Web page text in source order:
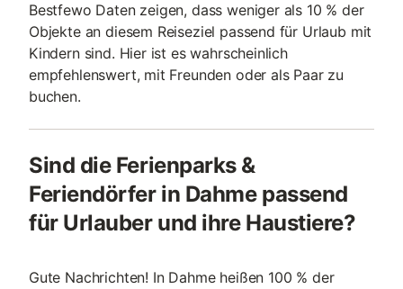
Bestfewo Daten zeigen, dass weniger als 10 % der
Objekte an diesem Reiseziel passend für Urlaub mit
Kindern sind. Hier ist es wahrscheinlich
empfehlenswert, mit Freunden oder als Paar zu
buchen.
Sind die Ferienparks &
Feriendörfer in Dahme passend
für Urlauber und ihre Haustiere?
Gute Nachrichten! In Dahme heißen 100 % der